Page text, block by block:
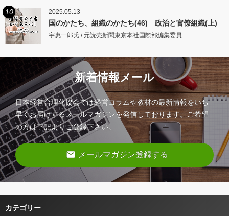
10 2025.05.13
国のかたち、組織のかたち(46) 政治と官僚組織(上)
宇惠一郎氏 / 元読売新聞東京本社国際部編集委員
新着情報メール
日本経営合理化協会では経営コラムや教材の最新情報をいち
早くお届けするメールマガジンを発信しております。ご希望
の方は下記よりご登録下さい。
email メールマガジン登録する
カテゴリー